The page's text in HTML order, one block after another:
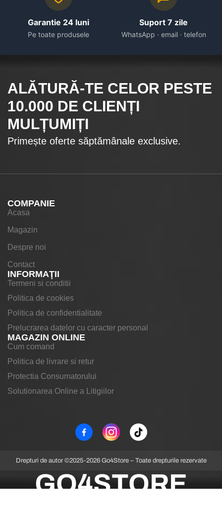
Garantie 24 luni
Pe toate produsele
Suport 7 zile
WhatsApp · email · telefon
ALĂTURĂ-TE CELOR PESTE
10.000 DE CLIENȚI
MULȚUMIȚI
Primește oferte săptămânale exclusive.
COMPANIE
Acasa
Magazin
Despre noi
Contact
INFORMAŢII
Termeni si conditii
Politica de cookies
Politica de confidentialitate
Prelucrarea datelor cu caracter personal
MAGAZIN ONLINE
Cum comand
Politica de livrare si retur
Protectia Consumatorului
Solutionarea Online a Litigiilor
Drepturi de autor ©2025-2026 Go4Store – Toate drepturile rezervate
GO4STORE